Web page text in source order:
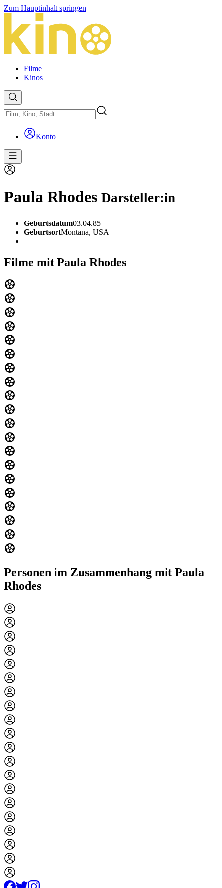
Zum Hauptinhalt springen
Filme
Kinos
Konto
Paula Rhodes Darsteller:in
Geburtsdatum03.04.85
GeburtsortMontana, USA
Filme mit Paula Rhodes
Personen im Zusammenhang mit Paula
Rhodes